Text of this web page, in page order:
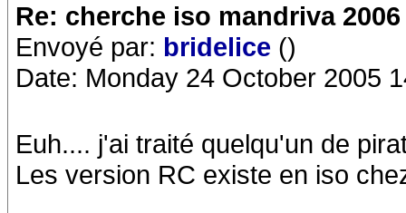
Re: cherche iso mandriva
Envoyé par: bridelice ()
Date: Monday 24 October 2005
Euh.... j'ai traité quelqu'un de
Les version RC existe en iso